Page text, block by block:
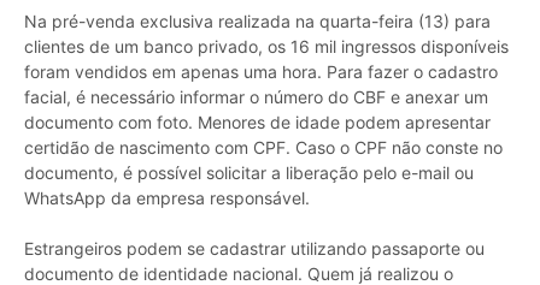
Na pré-venda exclusiva realizada na quarta-feira (13) para
clientes de um banco privado, os 16 mil ingressos disponíveis
foram vendidos em apenas uma hora. Para fazer o cadastro
facial, é necessário informar o número do CBF e anexar um
documento com foto. Menores de idade podem apresentar
certidão de nascimento com CPF. Caso o CPF não conste no
documento, é possível solicitar a liberação pelo e-mail ou
WhatsApp da empresa responsável.
Estrangeiros podem se cadastrar utilizando passaporte ou
documento de identidade nacional. Quem já realizou o